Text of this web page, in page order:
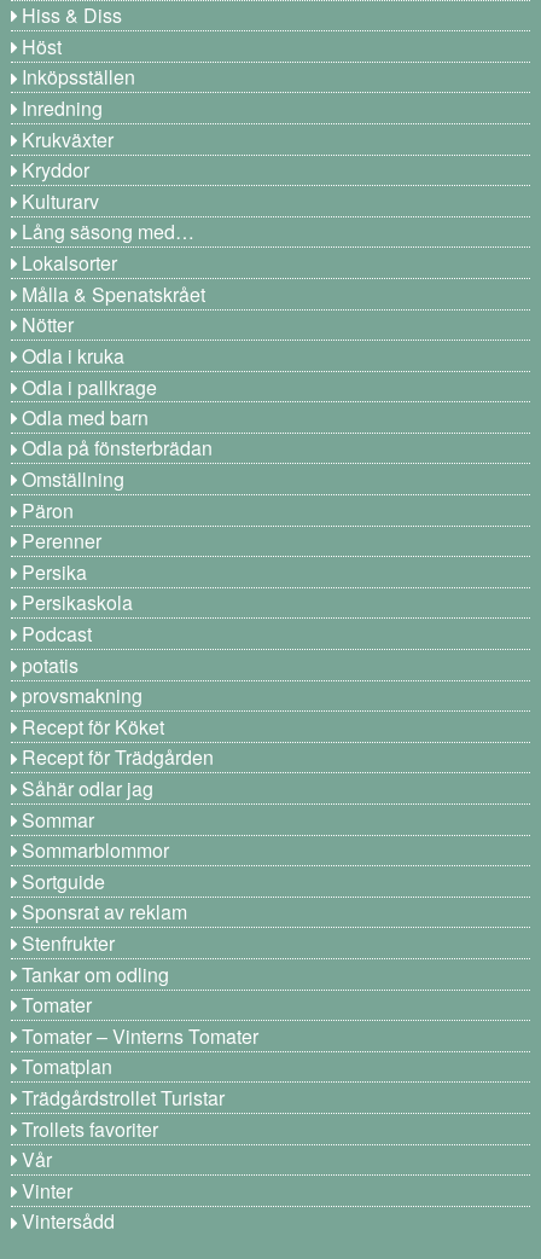
Hiss & Diss
Höst
Inköpsställen
Inredning
Krukväxter
Kryddor
Kulturarv
Lång säsong med…
Lokalsorter
Målla & Spenatskrået
Nötter
Odla i kruka
Odla i pallkrage
Odla med barn
Odla på fönsterbrädan
Omställning
Päron
Perenner
Persika
Persikaskola
Podcast
potatis
provsmakning
Recept för Köket
Recept för Trädgården
Såhär odlar jag
Sommar
Sommarblommor
Sortguide
Sponsrat av reklam
Stenfrukter
Tankar om odling
Tomater
Tomater – Vinterns Tomater
Tomatplan
Trädgårdstrollet Turistar
Trollets favoriter
Vår
Vinter
Vintersådd